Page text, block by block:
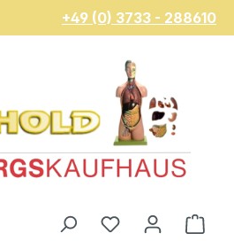
+49 (0) 3733 - 288610
Du hast 0